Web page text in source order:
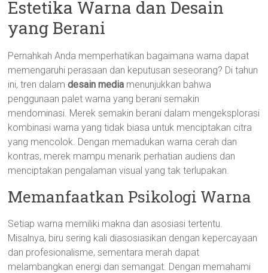
Estetika Warna dan Desain
yang Berani
Pernahkah Anda memperhatikan bagaimana warna dapat
memengaruhi perasaan dan keputusan seseorang? Di tahun
ini, tren dalamdesain media menunjukkan bahwa
penggunaan palet warna yang berani semakin
mendominasi. Merek semakin berani dalam mengeksplorasi
kombinasi warna yang tidak biasa untuk menciptakan citra
yang mencolok. Dengan memadukan warna cerah dan
kontras, merek mampu menarik perhatian audiens dan
menciptakan pengalaman visual yang tak terlupakan.
Memanfaatkan Psikologi Warna
Setiap warna memiliki makna dan asosiasi tertentu.
Misalnya, biru sering kali diasosiasikan dengan kepercayaan
dan profesionalisme, sementara merah dapat
melambangkan energi dan semangat. Dengan memahami